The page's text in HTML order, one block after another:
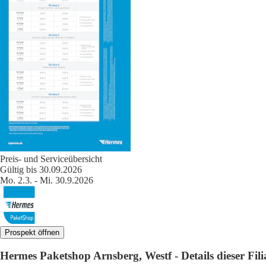
Preis- und Serviceübersicht
Gültig bis 30.09.2026
Mo. 2.3. - Mi. 30.9.2026
Prospekt öffnen
Hermes Paketshop Arnsberg, Westf - Details dieser